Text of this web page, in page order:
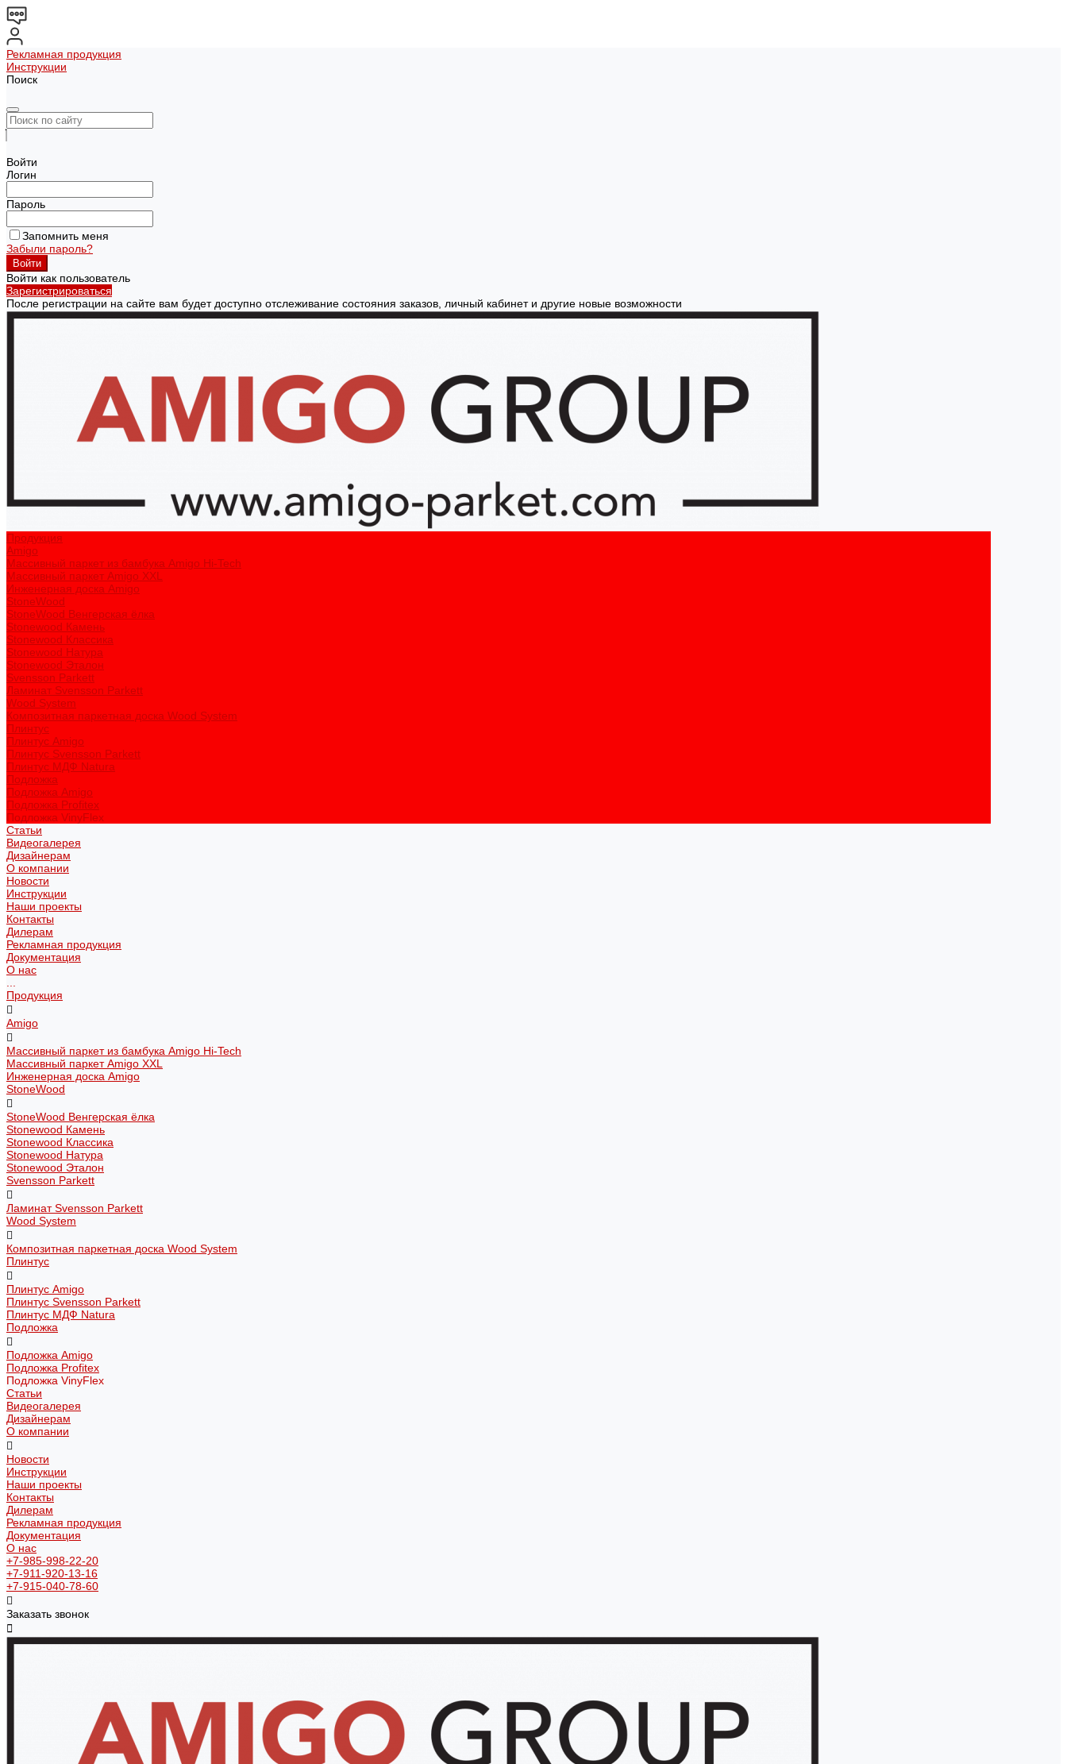
Рекламная продукция
Инструкции
Поиск
Войти
Логин
Пароль
Запомнить меня
Забыли пароль?
Войти как пользователь
Зарегистрироваться
После регистрации на сайте вам будет доступно отслеживание состояния заказов, личный кабинет и другие новые возможности
Продукция
Amigo
Массивный паркет из бамбука Amigo Hi-Tech
Массивный паркет Amigo XXL
Инженерная доска Amigo
StoneWood
StoneWood Венгерская ёлка
Stonewood Камень
Stonewood Классика
Stonewood Натура
Stonewood Эталон
Svensson Parkett
Ламинат Svensson Parkett
Wood System
Композитная паркетная доска Wood System
Плинтус
Плинтус Amigo
Плинтус Svensson Parkett
Плинтус МДФ Natura
Подложка
Подложка Amigo
Подложка Profitex
Подложка VinyFlex
Статьи
Видеогалерея
Дизайнерам
О компании
Новости
Инструкции
Наши проекты
Контакты
Дилерам
Рекламная продукция
Документация
О нас
Продукция
Amigo
Массивный паркет из бамбука Amigo Hi-Tech
Массивный паркет Amigo XXL
Инженерная доска Amigo
StoneWood
StoneWood Венгерская ёлка
Stonewood Камень
Stonewood Классика
Stonewood Натура
Stonewood Эталон
Svensson Parkett
Ламинат Svensson Parkett
Wood System
Композитная паркетная доска Wood System
Плинтус
Плинтус Amigo
Плинтус Svensson Parkett
Плинтус МДФ Natura
Подложка
Подложка Amigo
Подложка Profitex
Подложка VinyFlex
Статьи
Видеогалерея
Дизайнерам
О компании
Новости
Инструкции
Наши проекты
Контакты
Дилерам
Рекламная продукция
Документация
О нас
+7-985-998-22-20
+7-911-920-13-16
+7-915-040-78-60
Заказать звонок